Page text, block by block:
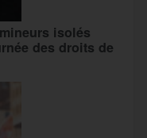
isolés
des droits de